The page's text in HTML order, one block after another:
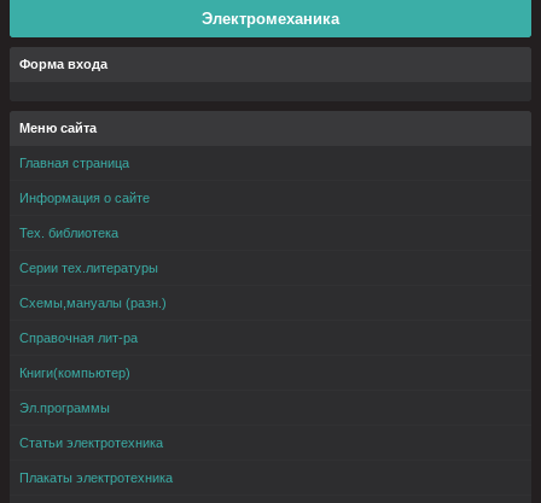
Электромеханика
Форма входа
Меню сайта
Главная страница
Информация о сайте
Тех. библиотека
Серии тех.литературы
Схемы,мануалы (разн.)
Справочная лит-ра
Книги(компьютер)
Эл.программы
Статьи электротехника
Плакаты электротехника